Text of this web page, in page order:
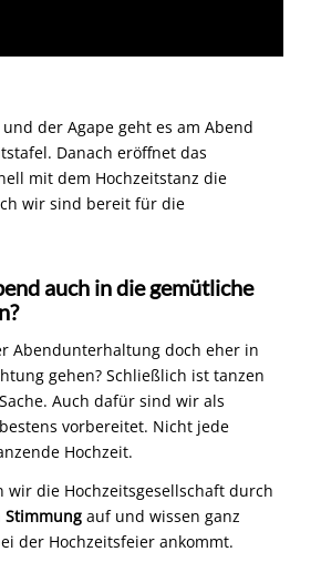
der Agape geht es am Abend
Danach eröffnet das
mit dem Hochzeitstanz die
wir sind bereit für die
auch in die gemütliche
Abendunterhaltung doch eher in
gehen? Schließlich ist tanzen
Auch dafür sind wir als
bestens vorbereitet. Nicht jede
Hochzeit.
wir die Hochzeitsgesellschaft durch
Stimmung auf und wissen ganz
der Hochzeitsfeier ankommt.